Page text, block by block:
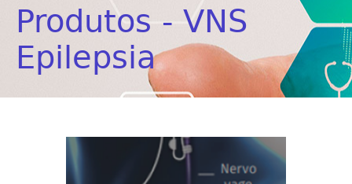
Produtos - VNS
Epilepsia